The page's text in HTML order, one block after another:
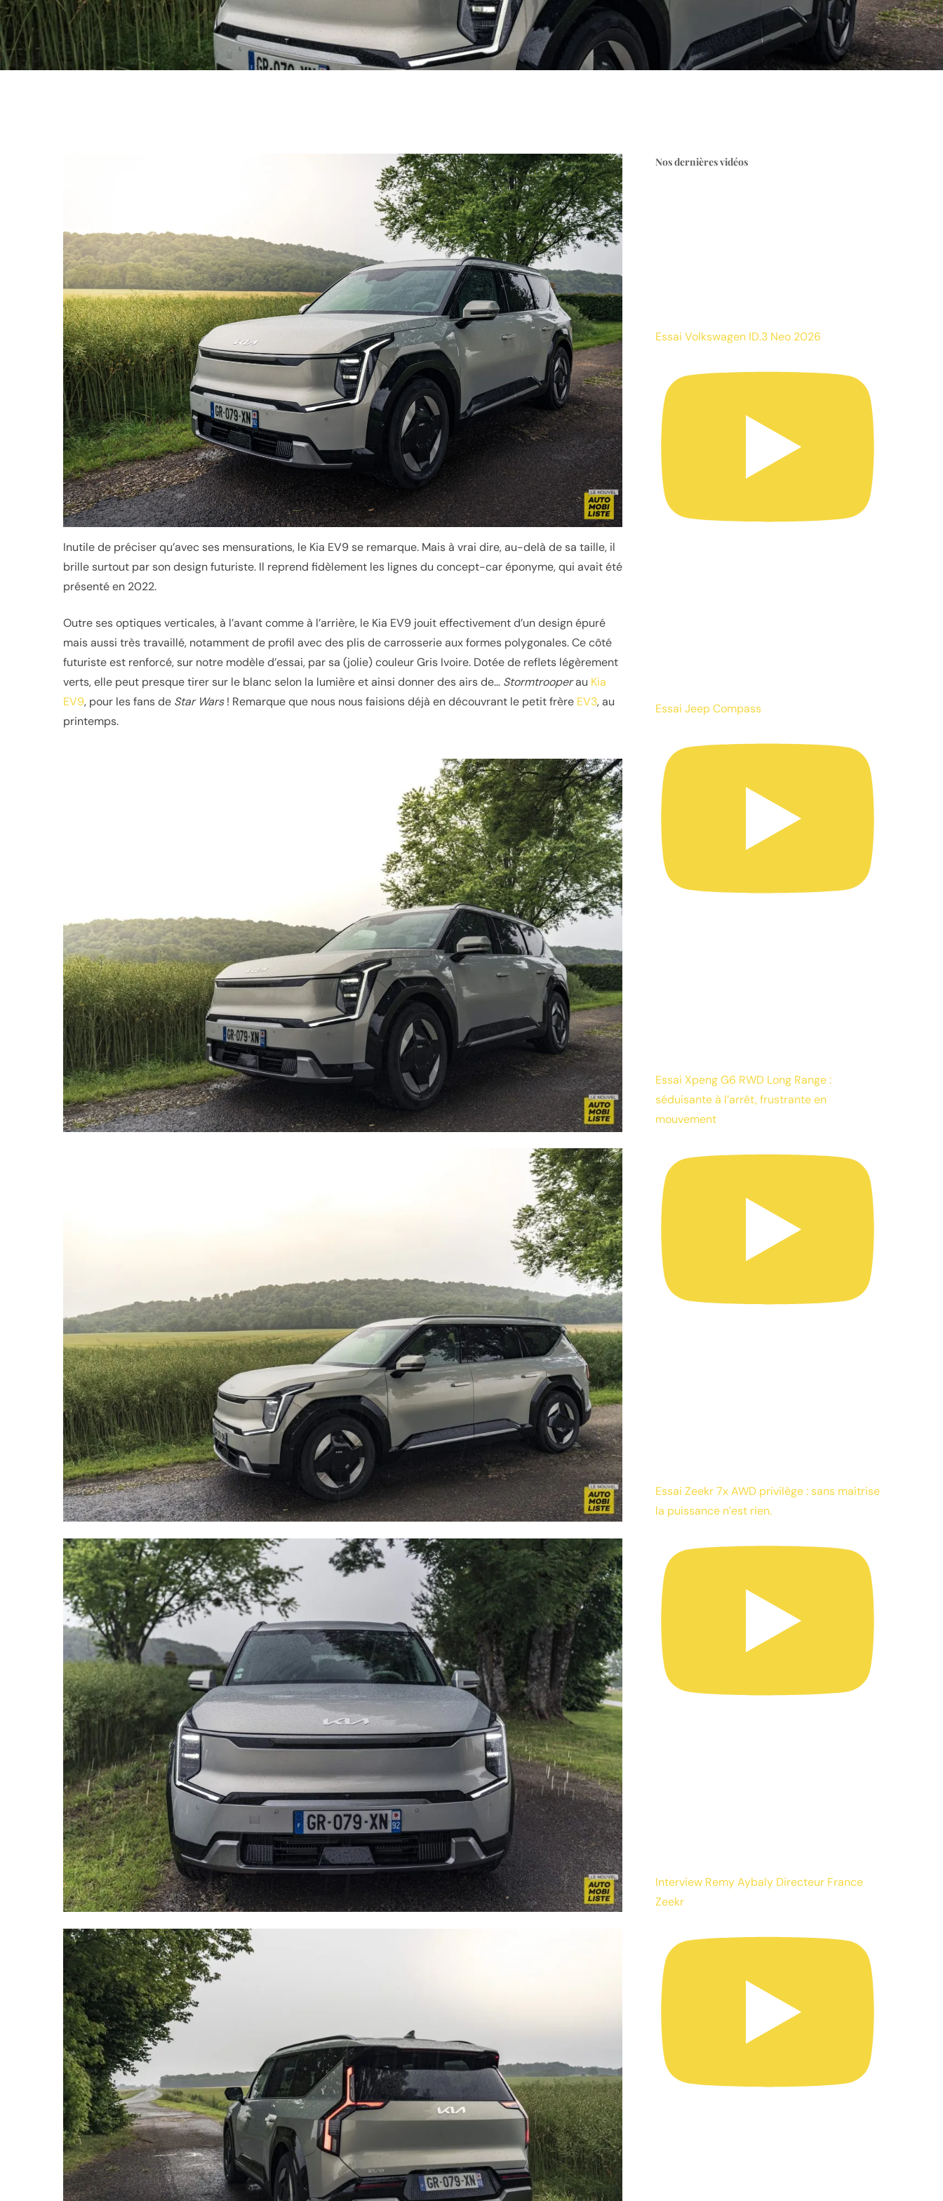
Hit enter to search or ESC to close
Inutile de préciser qu’avec ses mensurations, le Kia EV9 se remarque. Mais à vrai dire, au-delà de sa taille, il
brille surtout par son design futuriste. Il reprend fidèlement les lignes du concept-car éponyme, qui avait été
présenté en 2022.
Outre ses optiques verticales, à l’avant comme à l’arrière, le Kia EV9 jouit effectivement d’un design épuré
mais aussi très travaillé, notamment de profil avec des plis de carrosserie aux formes polygonales. Ce côté
futuriste est renforcé, sur notre modèle d’essai, par sa (jolie) couleur Gris Ivoire. Dotée de reflets légèrement
verts, elle peut presque tirer sur le blanc selon la lumière et ainsi donner des airs de… Stormtrooperau Kia
EV9, pour les fans de Star Wars! Remarque que nous nous faisions déjà en découvrant le petit frère EV3, au
printemps.
Nos dernières vidéos
Essai Volkswagen ID.3 Neo 2026
Essai Jeep Compass
Essai Xpeng G6 RWD Long Range :
séduisante à l’arrêt, frustrante en
mouvement
Essai Zeekr 7x AWD privilège : sans maitrise
la puissance n’est rien.
Interview Remy Aybaly Directeur France
Zeekr